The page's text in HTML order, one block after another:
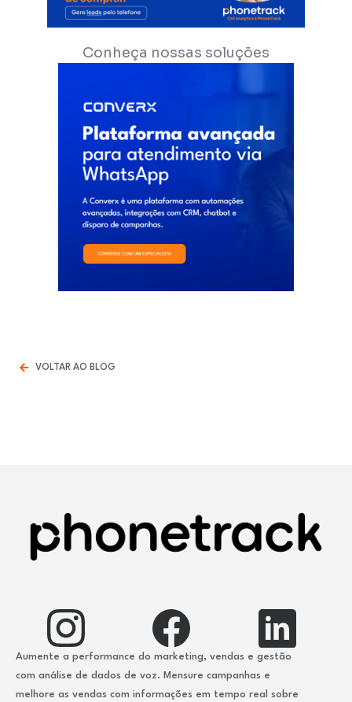
Conheça nossas soluções
VOLTAR AO BLOG
Aumente a performance do marketing, vendas e gestão
com análise de dados de voz. Mensure campanhas e
melhore as vendas com informações em tempo real sobre